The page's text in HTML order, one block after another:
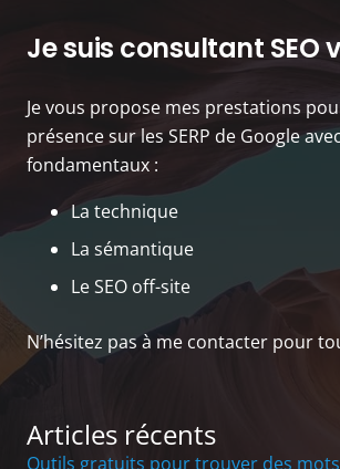
Je suis consultant SEO
Je vous propose mes prestations
présence sur les SERP de Google
fondamentaux :
La technique
La sémantique
Le SEO off-site
N’hésitez pas à me contacter pour
Articles récents
Outils gratuits pour trouver des